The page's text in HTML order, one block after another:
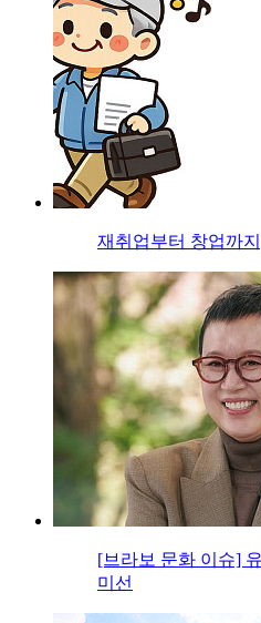
재취업부터 창업까
[브라보 문화 이슈]
미선